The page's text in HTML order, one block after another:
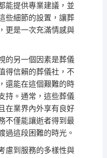
能提供專業建議，並
些細節的設置，讓葬
更是一次充滿情感與
的另一個因素是葬儀
得信賴的葬儀社，不
還能在這個艱難的時
持。通常，這些葬儀
在業界內外享有良好
不僅能讓逝者得到最
過這段困難的時光。
慮到服務的多樣性與